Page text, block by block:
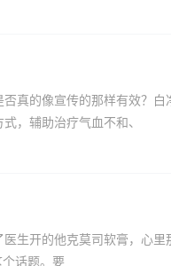
真的像宣传的那样有效？白
，辅助治疗气血不和、
生开的他克莫司软膏，心里
话题。要